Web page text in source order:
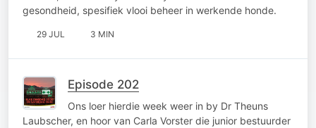
gesondheid, spesifiek vlooi beheer in werkende honde.
29 JUL 3 MIN
Episode 202
Ons loer hierdie week weer in by Dr Theuns
Laubscher, en hoor van Carla Vorster die junior bestuurder